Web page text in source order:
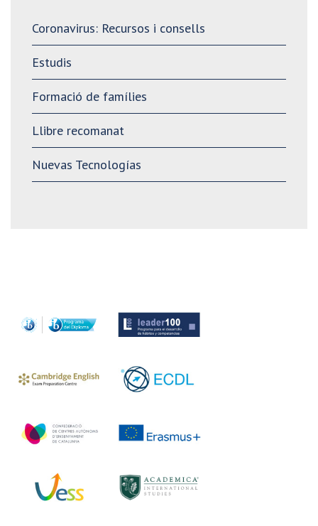
Coronavirus: Recursos i consells
Estudis
Formació de famílies
Llibre recomanat
Nuevas Tecnologías